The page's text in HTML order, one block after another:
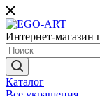
Интернет-магазин
Каталог